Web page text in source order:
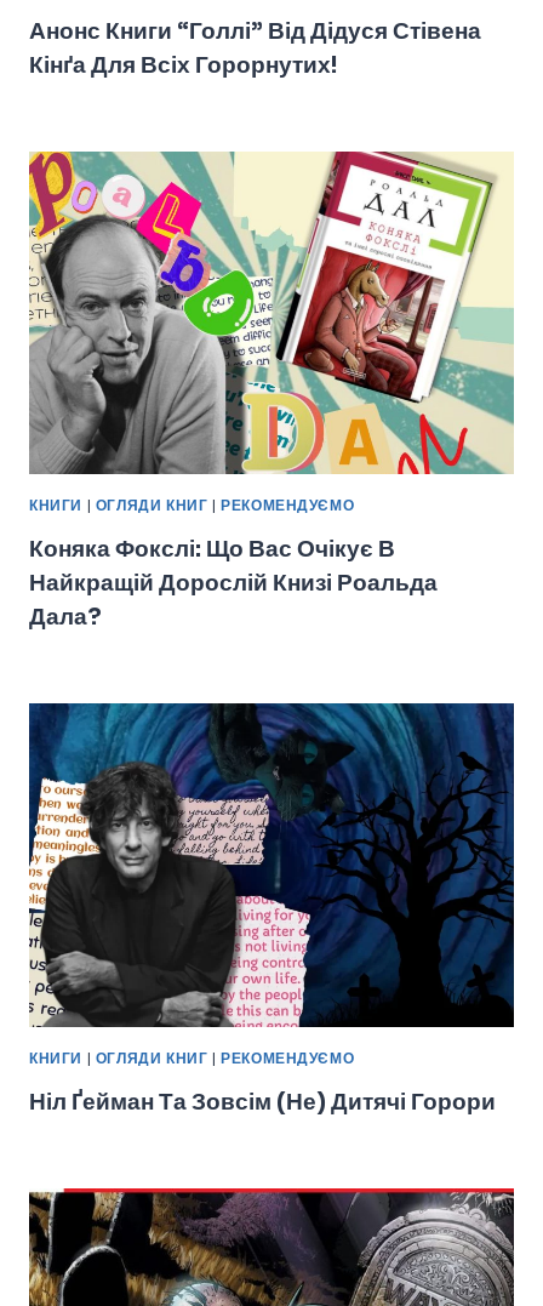
Анонс Книги “Голлі” Від Дідуся Стівена
Кінґа Для Всіх Горорнутих!
КНИГИ | ОГЛЯДИ КНИГ |РЕКОМЕНДУЄМО
Коняка Фокслі: Що Вас Очікує В
Найкращій Дорослій Книзі Роальда
Дала?
КНИГИ | ОГЛЯДИ КНИГ |РЕКОМЕНДУЄМО
Ніл Ґейман Та Зовсім (не) Дитячі Горори